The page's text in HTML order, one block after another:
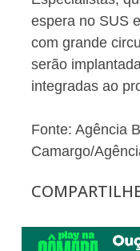
espera no SUS
com grande
serão
integradas ao
Fonte: Agência
Camargo/